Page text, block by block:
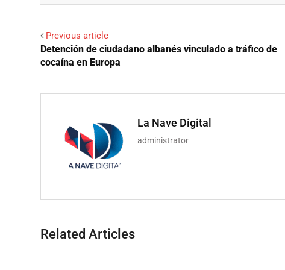
Previous article
Detención de ciudadano albanés vinculado a tráfico de
cocaína en Europa
La Nave Digital
administrator
Related Articles